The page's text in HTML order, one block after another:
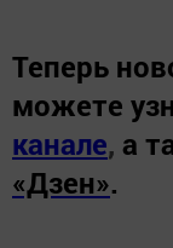
Теперь
можете
канале, а
«Дзен».